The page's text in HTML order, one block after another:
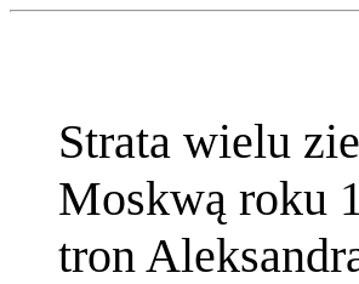
Strata wielu
Moskwą roku
tron